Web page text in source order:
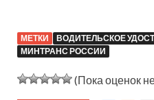
МЕТКИ ВОДИТЕЛЬСКОЕ
МИНТРАНС РОССИИ
(Пока оценок